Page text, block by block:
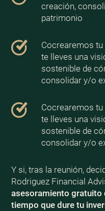
creación,
patrimonio
Cocrearemos tu
te lleves una
sostenible de
consolidar y/o
Cocrearemos tu
te lleves una
sostenible de
consolidar y/o
Y si, tras la reunión,
Rodriguez Financial
asesoramiento gratuito
tiempo que dure tu